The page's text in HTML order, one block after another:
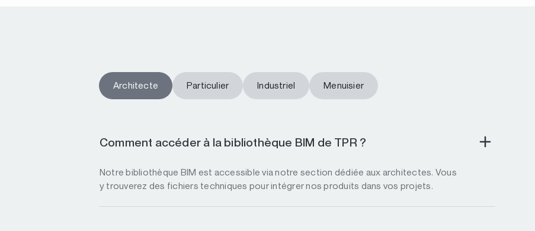
Architecte Particulier Industriel Menuisier
Comment accéder à la bibliothèque BIM de TPR ?
Notre bibliothèque BIM est accessible via notre section dédiée aux architectes. Vous
y trouverez des fichiers techniques pour intégrer nos produits dans vos projets.